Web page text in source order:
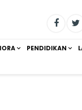
PENDIDIKAN